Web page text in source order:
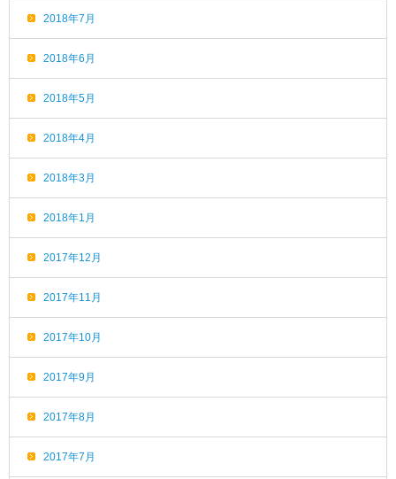
2018年7月
2018年6月
2018年5月
2018年4月
2018年3月
2018年1月
2017年12月
2017年11月
2017年10月
2017年9月
2017年8月
2017年7月